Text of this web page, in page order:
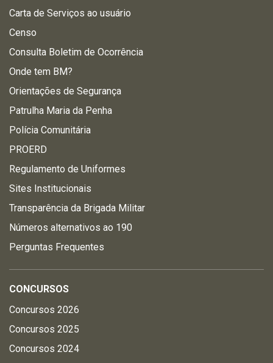
Carta de Serviços ao usuário
Censo
Consulta Boletim de Ocorrência
Onde tem BM?
Orientações de Segurança
Patrulha Maria da Penha
Polícia Comunitária
PROERD
Regulamento de Uniformes
Sites Institucionais
Transparência da Brigada Militar
Números alternativos ao 190
Perguntas Frequentes
CONCURSOS
Concursos 2026
Concursos 2025
Concursos 2024